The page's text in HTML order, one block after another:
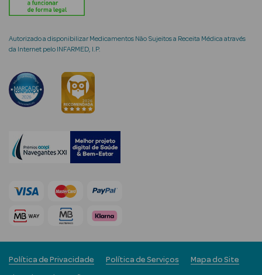
Rosto e
Cosmética
Rosto
Séruns Faciais
Creme de Olhos
envelhecimento
Autorizado a disponibilizar Medicamentos Não Sujeitos a Receita Médica através
da Internet pelo INFARMED, I.P.
Política de Privacidade Política de Serviços Mapa do Site